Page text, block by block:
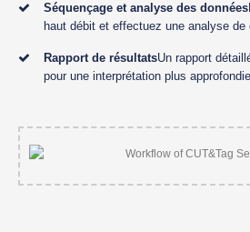
Séquençage et analyse des données
haut débit et effectuez une analyse de
Rapport de résultatsUn rapport
pour une interprétation plus